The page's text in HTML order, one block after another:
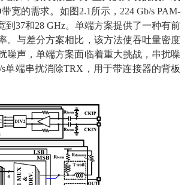
宽的需求。如图2.1所示，224 Gb/s PAM-
到37和28 GHz。单端方案提供了一种有前
。与差分方案相比，该方法使吞吐量密度
噪声，单端方案面临着重大挑战，串扰噪
单端串扰消除TRX，用于带连接器的背板